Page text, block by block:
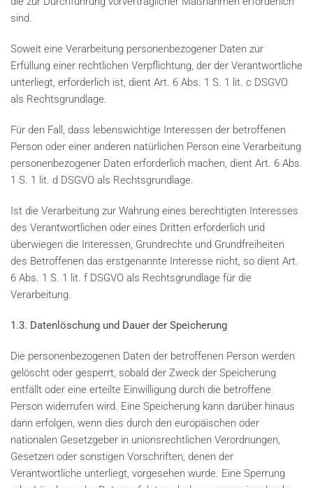
sind.
Soweit eine Verarbeitung personenbezogener Daten zur
Erfüllung einer rechtlichen Verpflichtung, der der Verantwortliche
unterliegt, erforderlich ist, dient Art. 6 Abs. 1 S. 1 lit. c DSGVO
als Rechtsgrundlage.
Für den Fall, dass lebenswichtige Interessen der betroffenen
Person oder einer anderen natürlichen Person eine Verarbeitung
personenbezogener Daten erforderlich machen, dient Art. 6 Abs.
1 S. 1 lit. d DSGVO als Rechtsgrundlage.
Ist die Verarbeitung zur Wahrung eines berechtigten Interesses
des Verantwortlichen oder eines Dritten erforderlich und
überwiegen die Interessen, Grundrechte und Grundfreiheiten
des Betroffenen das erstgenannte Interesse nicht, so dient Art.
6 Abs. 1 S. 1 lit. f DSGVO als Rechtsgrundlage für die
Verarbeitung.
1.3. Datenlöschung und Dauer der Speicherung
Die personenbezogenen Daten der betroffenen Person werden
gelöscht oder gesperrt, sobald der Zweck der Speicherung
entfällt oder eine erteilte Einwilligung durch die betroffene
Person widerrufen wird. Eine Speicherung kann darüber hinaus
dann erfolgen, wenn dies durch den europäischen oder
nationalen Gesetzgeber in unionsrechtlichen Verordnungen,
Gesetzen oder sonstigen Vorschriften, denen der
Verantwortliche unterliegt, vorgesehen wurde. Eine Sperrung